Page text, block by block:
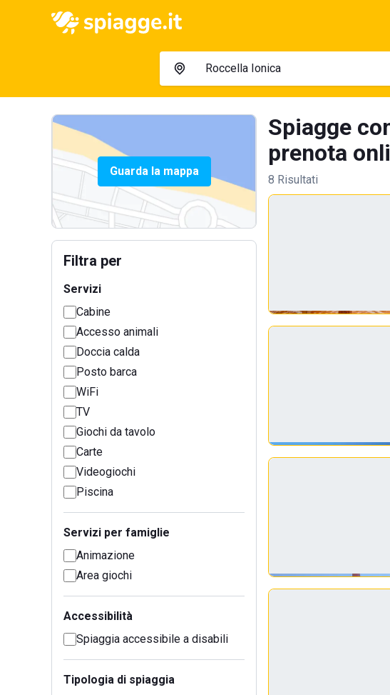
Guarda la mappa
Filtra per
Servizi
Cabine
Accesso animali
Doccia calda
Posto barca
WiFi
TV
Giochi da tavolo
Carte
Videogiochi
Piscina
Servizi per famiglie
Animazione
Area giochi
Accessibilità
Spiaggia accessibile a disabili
Tipologia di spiaggia
Spiagge
prenota
8 Risultati